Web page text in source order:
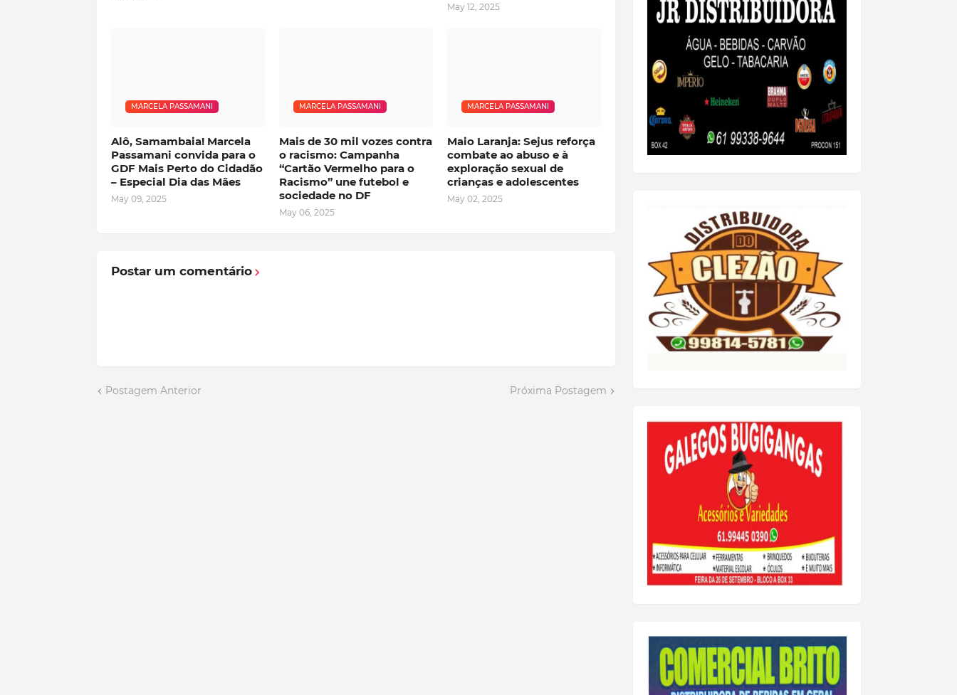
May 12, 2025
MARCELA PASSAMANI
Alô, Samambaia! Marcela
Passamani convida para o
GDF Mais Perto do Cidadão
– Especial Dia das Mães
May 09, 2025
MARCELA PASSAMANI
Mais de 30 mil vozes contra
o racismo: Campanha
“Cartão Vermelho para o
Racismo” une futebol e
sociedade no DF
May 06, 2025
MARCELA PASSAMANI
Maio Laranja: Sejus reforça
combate ao abuso e à
exploração sexual de
crianças e adolescentes
May 02, 2025
Postar um comentário
Postagem Anterior Próxima Postagem